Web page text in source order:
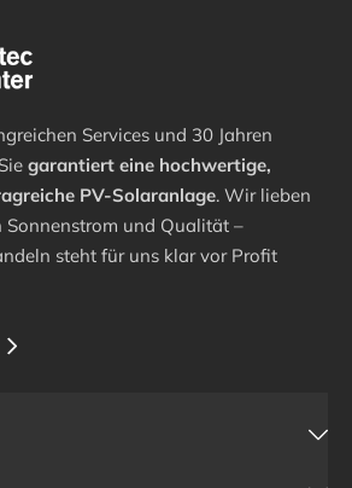
Services und 30 Jahren
garantiert eine hochwertige,
PV-Solaranlage. Wir lieben
und Qualität –
steht für uns klar vor Profit